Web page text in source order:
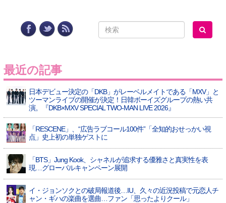
最近の記事
日本デビュー決定の「DKB」がレーベルメイトである「MXV」と
ツーマンライブの開催が決定！日韓ボーイズグループの熱い共
演。『DKB×MXV SPECIAL TWO-MAN LIVE 2026』
「RESCENE」、“広告ラブコール100件”「全知的おせっかい視
点」史上初の単独ゲストに
「BTS」Jung Kook、シャネルが追求する優雅さと真実性を表
現…グローバルキャンペーン展開
イ・ジョンソクとの破局報道後…IU、久々の近況投稿で元恋人チ
ャン・ギハの楽曲を選曲…ファン「思ったよりクール」